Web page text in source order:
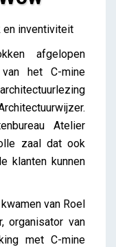
en inventiviteit
afgelopen
het C-mine
Atelier
zaal dat ook
klanten kunnen
van Roel
organisator van
met C-mine